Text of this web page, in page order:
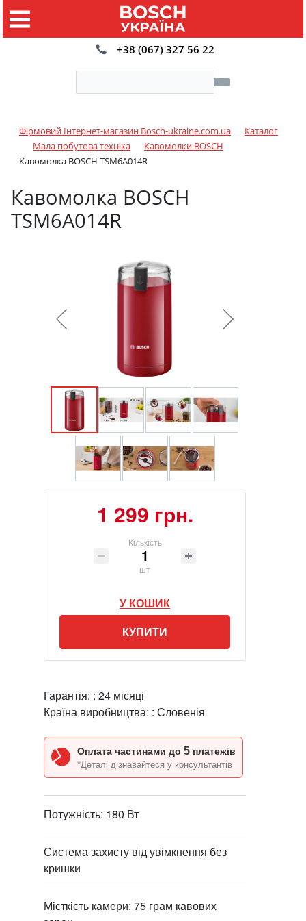
+38 (067) 327 56 22
Фірмовий Інтернет-магазин Bosch-ukraine.com.ua
Каталог
Мала побутова техніка
Кавомолки BOSCH
Кавомолка BOSCH TSM6A014R
Кавомолка BOSCH
TSM6A014R
1 299 грн.
Кількість
шт
У КОШИК
КУПИТИ
Гарантія: : 24 місяці
Країна виробництва: : Словенія
Оплата частинами до 5 платежів
*Деталі дізнавайтеся у консультантів
Потужність: 180 Вт
Система захисту від увімкнення без
кришки
Місткість камери: 75 грам кавових